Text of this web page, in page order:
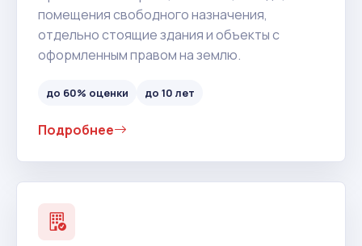
помещения свободного назначения,
отдельно стоящие здания и объекты с
оформленным правом на землю.
до 60% оценки до 10 лет
Подробнее